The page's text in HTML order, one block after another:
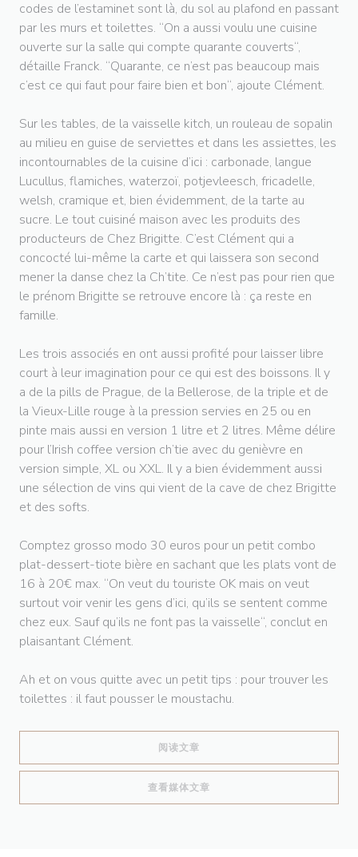
codes de l’estaminet sont là, du sol au plafond en passant
par les murs et toilettes. “On a aussi voulu une cuisine
ouverte sur la salle qui compte quarante couverts“,
détaille Franck. “Quarante, ce n’est pas beaucoup mais
c’est ce qui faut pour faire bien et bon“, ajoute Clément.
Sur les tables, de la vaisselle kitch, un rouleau de sopalin
au milieu en guise de serviettes et dans les assiettes, les
incontournables de la cuisine d’ici : carbonade, langue
Lucullus, flamiches, waterzoï, potjevleesch, fricadelle,
welsh, cramique et, bien évidemment, de la tarte au
sucre. Le tout cuisiné maison avec les produits des
producteurs de Chez Brigitte. C’est Clément qui a
concocté lui-même la carte et qui laissera son second
mener la danse chez la Ch’tite. Ce n’est pas pour rien que
le prénom Brigitte se retrouve encore là : ça reste en
famille.
Les trois associés en ont aussi profité pour laisser libre
court à leur imagination pour ce qui est des boissons. Il y
a de la pills de Prague, de la Bellerose, de la triple et de
la Vieux-Lille rouge à la pression servies en 25 ou en
pinte mais aussi en version 1 litre et 2 litres. Même délire
pour l’Irish coffee version ch’tie avec du genièvre en
version simple, XL ou XXL. Il y a bien évidemment aussi
une sélection de vins qui vient de la cave de chez Brigitte
et des softs.
Comptez grosso modo 30 euros pour un petit combo
plat-dessert-tiote bière en sachant que les plats vont de
16 à 20€ max. “On veut du touriste OK mais on veut
surtout voir venir les gens d’ici, qu’ils se sentent comme
chez eux. Sauf qu’ils ne font pas la vaisselle“, conclut en
plaisantant Clément.
Ah et on vous quitte avec un petit tips : pour trouver les
toilettes : il faut pousser le moustachu.
阅读文章((在新窗口中打开))
查看媒体文章((在新窗口中打开))